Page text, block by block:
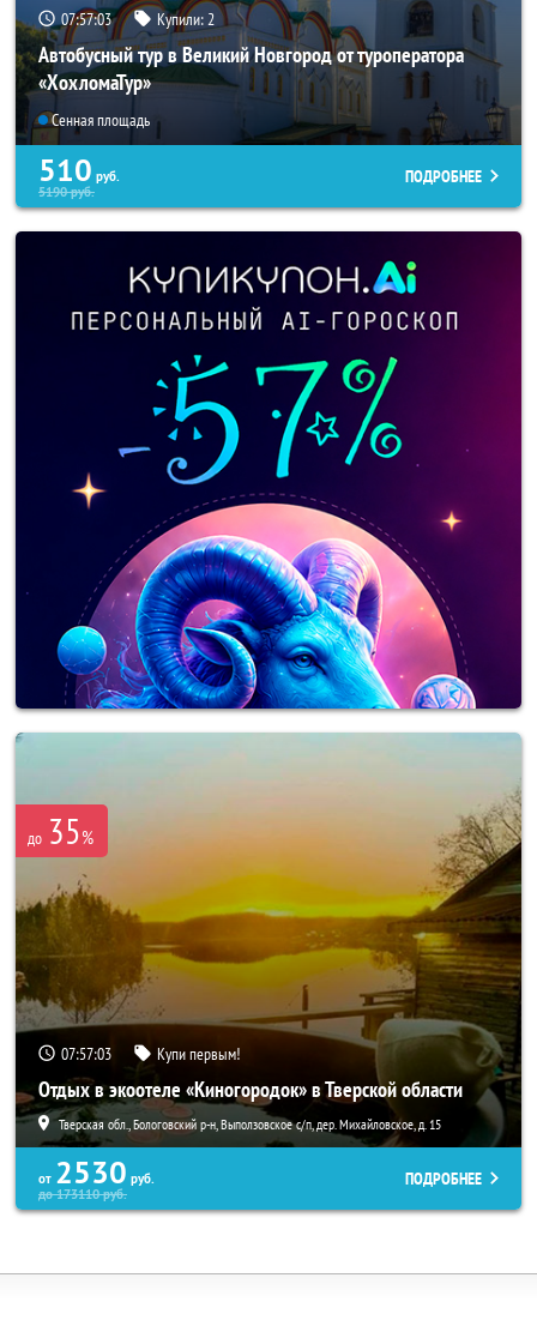
07:56:59 Купили: 2
Автобусный тур в Великий Новгород от туроператора
«ХохломаТур»
Сенная площадь
510 руб.
5190руб.
ПОДРОБНЕЕ
до 35%
07:56:59 Купи первым!
Отдых в экоотеле «Киногородок» в Тверской области
Тверская обл., Бологовский р-н, Выползовское с/п, дер. Михайловское, д. 15
от 2530 руб.
до173110руб.
ПОДРОБНЕЕ